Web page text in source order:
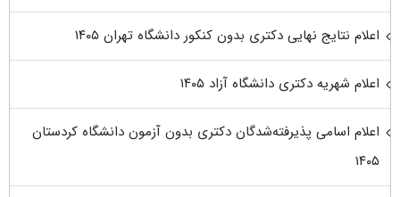
اعلام نتایج نهایی دکتری بدون کنکور دانشگاه تهران ۱۴۰۵
اعلام شهریه دکتری دانشگاه آزاد ۱۴۰۵
اعلام اسامی پذیرفته‌شدگان دکتری بدون آزمون دانشگاه کردستان
۱۴۰۵